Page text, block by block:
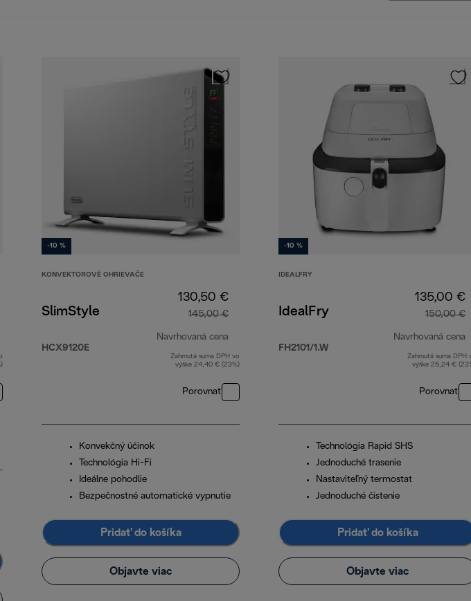
cena 44,00 €
-10 %
KONVEKTOROVÉ OHRIEVAČE
SlimStyle
HCX9120E
130,50 €
145,00 €
Navrhovaná cena
pôvodná cena 145,00 €
Zahrnutá suma DPH vo
výške 24,40 € (23%)
Porovnať
Konvekčný účinok
Technológia Hi-Fi
Ideálne pohodlie
Bezpečnostné automatické vypnutie
Pridať do košíka
Objavte viac
-10 %
IDEALFRY
IdealFry
FH2101/1.W
135,00 €
150,00 €
Navrhovaná cena
Zahrnutá suma DPH
výške 25,24 €
Porovnať
Technológia Rapid SHS
Jednoduché trasenie
Nastaviteľný termostat
Jednoduché čistenie
Pridať do košíka
Objavte viac